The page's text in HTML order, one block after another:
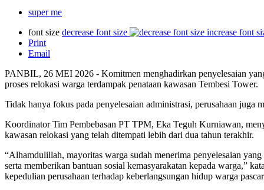
super me
font size decrease font size
increase font
Print
Email
PANBIL, 26 MEI 2026 - Komitmen menghadirkan penyelesaian
proses relokasi warga terdampak penataan kawasan Tembesi Tower.
Tidak hanya fokus pada penyelesaian administrasi, perusahaan juga
Koordinator Tim Pembebasan PT TPM, Eka Teguh Kurniawan,
kawasan relokasi yang telah ditempati lebih dari dua tahun terakhir.
“Alhamdulillah, mayoritas warga sudah menerima penyelesaian
serta memberikan bantuan sosial kemasyarakatan kepada warga,”
kepedulian perusahaan terhadap keberlangsungan hidup warga